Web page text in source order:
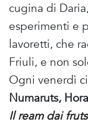
cugina di Daria,
esperimenti e
lavoretti, che
Friuli, e non
Ogni venerdì
Numaruts,
Il ream dai fruts